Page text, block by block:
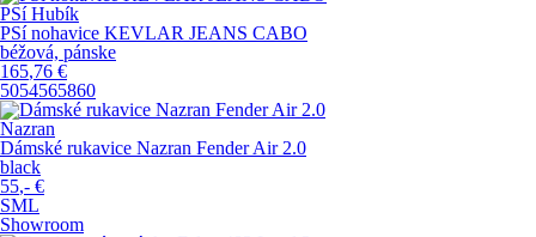
PSí Hubík
PSí nohavice KEVLAR JEANS CABO
béžová, pánske
165,76 €
5054565860
Nazran
Dámské rukavice Nazran Fender Air 2.0
black
55,- €
SML
Showroom